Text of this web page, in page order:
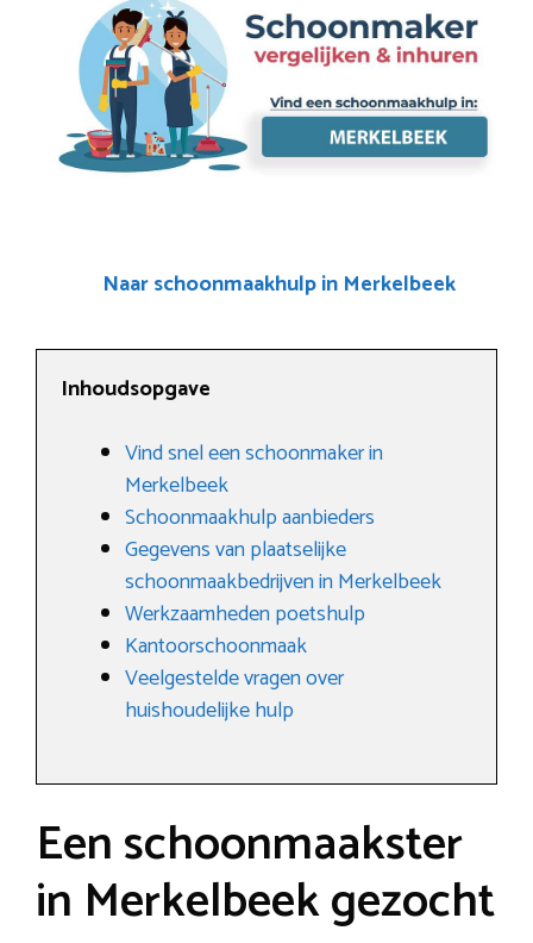
Naar schoonmaakhulp in Merkelbeek
Inhoudsopgave
Vind snel een schoonmaker in
Merkelbeek
Schoonmaakhulp aanbieders
Gegevens van plaatselijke
schoonmaakbedrijven in Merkelbeek
Werkzaamheden poetshulp
Kantoorschoonmaak
Veelgestelde vragen over
huishoudelijke hulp
Een schoonmaakster
in Merkelbeek gezocht